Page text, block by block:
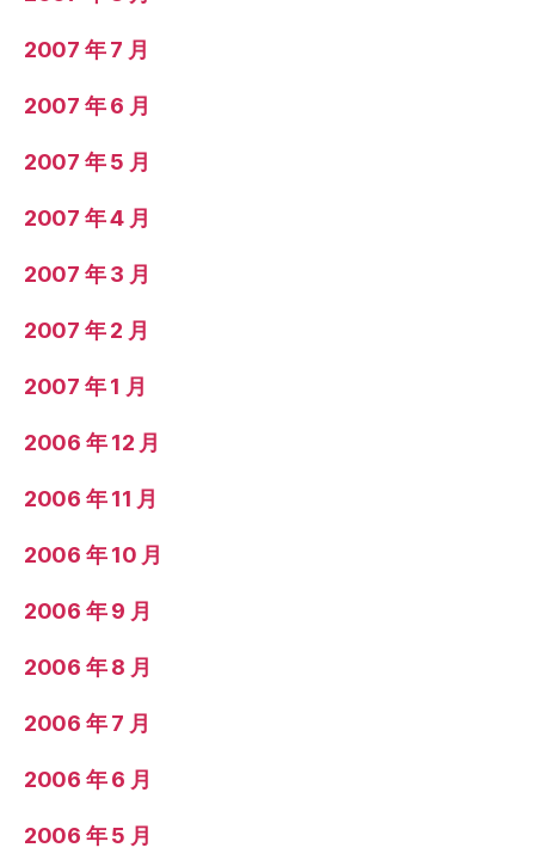
2007 年 7 月
2007 年 6 月
2007 年 5 月
2007 年 4 月
2007 年 3 月
2007 年 2 月
2007 年 1 月
2006 年 12 月
2006 年 11 月
2006 年 10 月
2006 年 9 月
2006 年 8 月
2006 年 7 月
2006 年 6 月
2006 年 5 月